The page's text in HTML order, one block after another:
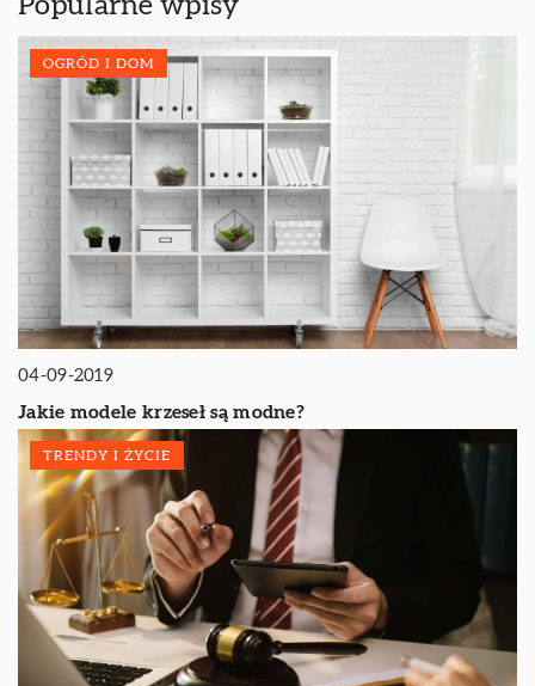
Popularne wpisy
OGRÓD I DOM
04-09-2019
Jakie modele krzeseł są modne?
TRENDY I ŻYCIE